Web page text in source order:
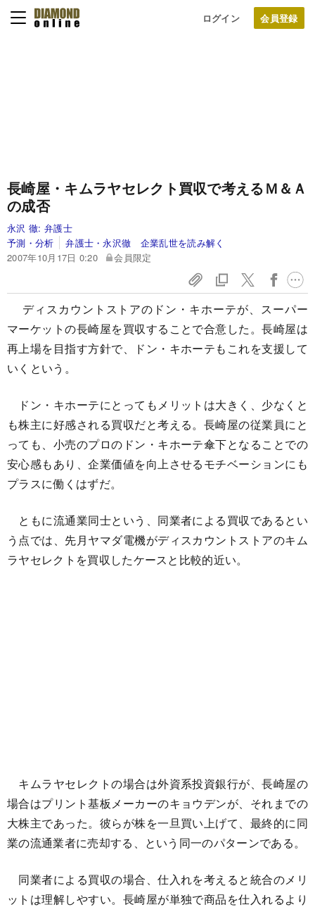
ログイン
長崎屋・キムラヤセレクト買収で考えるＭ＆Ａ
の成否
永沢 徹: 弁護士
予測・分析
弁護士・永沢徹 企業乱世を読み解く
2007年10月17日 0:20
会員限定
ディスカウントストアのドン・キホーテが、スーパー
マーケットの長崎屋を買収することで合意した。長崎屋は
再上場を目指す方針で、ドン・キホーテもこれを支援して
いくという。
ドン・キホーテにとってもメリットは大きく、少なくと
も株主に好感される買収だと考える。長崎屋の従業員にと
っても、小売のプロのドン・キホーテ傘下となることでの
安心感もあり、企業価値を向上させるモチベーションにも
プラスに働くはずだ。
ともに流通業同士という、同業者による買収であるとい
う点では、先月ヤマダ電機がディスカウントストアのキム
ラヤセレクトを買収したケースと比較的近い。
キムラヤセレクトの場合は外資系投資銀行が、長崎屋の
場合はプリント基板メーカーのキョウデンが、それまでの
大株主であった。彼らが株を一旦買い上げて、最終的に同
業の流通業者に売却する、という同一のパターンである。
同業者による買収の場合、仕入れを考えると統合のメリ
ットは理解しやすい。長崎屋が単独で商品を仕入れるより